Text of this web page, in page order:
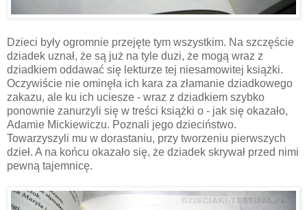
Dzieci były ogromnie przejęte tym wszystkim. Na szczęście
dziadek uznał, że są już na tyle duzi, że mogą wraz z
dziadkiem oddawać się lekturze tej niesamowitej książki.
Oczywiście nie ominęła ich kara za złamanie dziadkowego
zakazu, ale ku ich uciesze - wraz z dziadkiem szybko
ponownie zanurzyli się w treści książki o - jak się okazało,
Adamie Mickiewiczu. Poznali jego dzieciństwo.
Towarzyszyli mu w dorastaniu, przy tworzeniu pierwszych
dzieł. A na końcu okazało się, że dziadek skrywał przed nimi
pewną tajemnicę.